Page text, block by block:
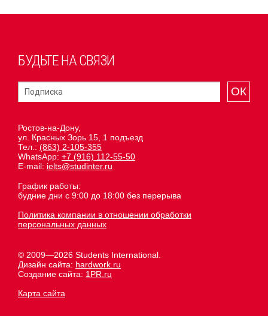
БУДЬТЕ НА СВЯЗИ
ОК
Ростов-на-Дону,
ул. Красных Зорь 15, 1 подъезд
Тел.: (863) 2-105-355
WhatsApp: +7 (916) 112-55-50
E-mail: ielts@studinter.ru
График работы:
будние дни с 9:00 до 18:00 без перерыва
Политика компании в отношении обработки
персональных данных
© 2009—2026 Students International.
Дизайн сайта: hardwork.ru
Создание сайта: 1PR.ru
Карта сайта